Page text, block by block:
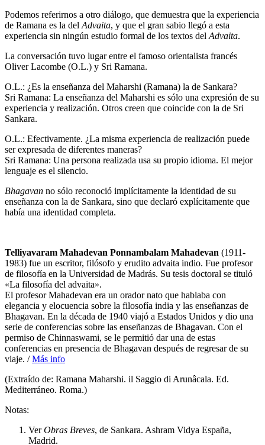
Podemos referirnos a otro diálogo, que demuestra que la experiencia
de Ramana es la del Advaita, y que el gran sabio llegó a esta
experiencia sin ningún estudio formal de los textos del Advaita.
La conversación tuvo lugar entre el famoso orientalista francés
Oliver Lacombe (O.L.) y Sri Ramana.
O.L.: ¿Es la enseñanza del Maharshi (Ramana) la de Sankara?
Sri Ramana: La enseñanza del Maharshi es sólo una expresión de su
experiencia y realización. Otros creen que coincide con la de Sri
Sankara.
O.L.: Efectivamente. ¿La misma experiencia de realización puede
ser expresada de diferentes maneras?
Sri Ramana: Una persona realizada usa su propio idioma. El mejor
lenguaje es el silencio.
Bhagavan no sólo reconoció implícitamente la identidad de su
enseñanza con la de Sankara, sino que declaró explícitamente que
había una identidad completa.
Telliyavaram Mahadevan Ponnambalam Mahadevan (1911-
1983) fue un escritor, filósofo y erudito advaita indio. Fue profesor
de filosofía en la Universidad de Madrás. Su tesis doctoral se tituló
«La filosofía del advaita».
El profesor Mahadevan era un orador nato que hablaba con
elegancia y elocuencia sobre la filosofía india y las enseñanzas de
Bhagavan. En la década de 1940 viajó a Estados Unidos y dio una
serie de conferencias sobre las enseñanzas de Bhagavan. Con el
permiso de Chinnaswami, se le permitió dar una de estas
conferencias en presencia de Bhagavan después de regresar de su
viaje. /Más info
(Extraído de: Ramana Maharshi. il Saggio di Arunâcala. Ed.
Mediterráneo. Roma.)
Notas:
VerObras Breves, de Sankara. Ashram Vidya España,
Madrid.